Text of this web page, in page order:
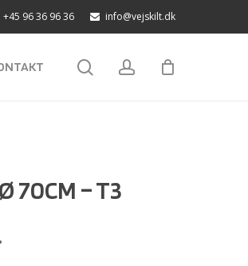
+45 96 36 96 36 info@vejskilt.dk
searchaccount
70CM – T3